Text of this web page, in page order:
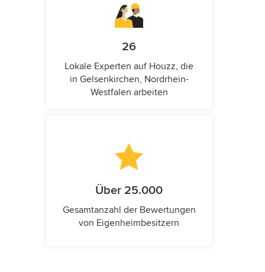
26
Lokale Experten auf Houzz, die
in Gelsenkirchen, Nordrhein-
Westfalen arbeiten
Über 25.000
Gesamtanzahl der Bewertungen
von Eigenheimbesitzern